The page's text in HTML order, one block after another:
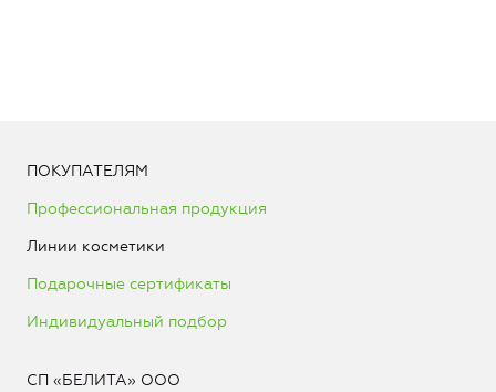
ПОКУПАТЕЛЯМ
Профессиональная продукция
Линии косметики
Подарочные сертификаты
Индивидуальный подбор
СП «БЕЛИТА» ООО